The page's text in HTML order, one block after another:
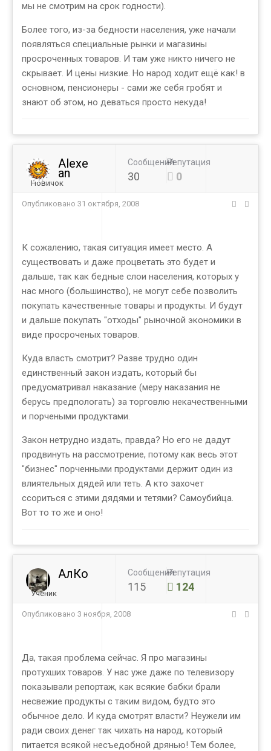
мы не смотрим на срок годности).
Более того, из-за бедности населения, уже начали
появляться специальные рынки и магазины
просроченных товаров. И там уже никто ничего не
скрывает. И цены низкие. Но народ ходит ещё как! в
основном, пенсионеры - сами же себя гробят и
знают об этом, но деваться просто некуда!
Alexe
an
Новичок
Сообщений
30
Репутация
0
Опубликовано 31 октября, 2008
К сожалению, такая ситуация имеет место. А
существовать и даже процветать это будет и
дальше, так как бедные слои населения, которых у
нас много (большинство), не могут себе позволить
покупать качественные товары и продукты. И будут
и дальше покупать "отходы" рыночной экономики в
виде просроченых товаров.
Куда власть смотрит? Разве трудно один
единственный закон издать, который бы
предусматривал наказание (меру наказания не
берусь предпологать) за торговлю некачественными
и порчеными продуктами.
Закон нетрудно издать, правда? Но его не дадут
продвинуть на рассмотрение, потому как весь этот
"бизнес" порченными продуктами держит один из
влиятельных дядей или теть. А кто захочет
ссориться с этими дядями и тетями? Самоубийца.
Вот то то же и оно!
АлКо
Ученик
Сообщений
115
Репутация
124
Опубликовано 3 ноября, 2008
Да, такая проблема сейчас. Я про магазины
протухших товаров. У нас уже даже по телевизору
показывали репортаж, как всякие бабки брали
несвежие продукты с таким видом, будто это
обычное дело. И куда смотрят власти? Неужели им
ради своих денег так чихать на народ, который
питается всякой несъедобной дрянью! Тем более,